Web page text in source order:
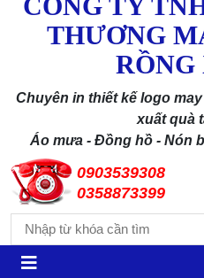
THƯƠNG
Chuyên in thiết kế logo
xuất quà
Áo mưa - Đồng hồ - Nón
0903539308
0358873399